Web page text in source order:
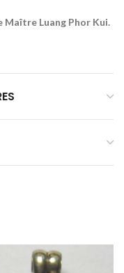
Maître Luang Phor Kui.